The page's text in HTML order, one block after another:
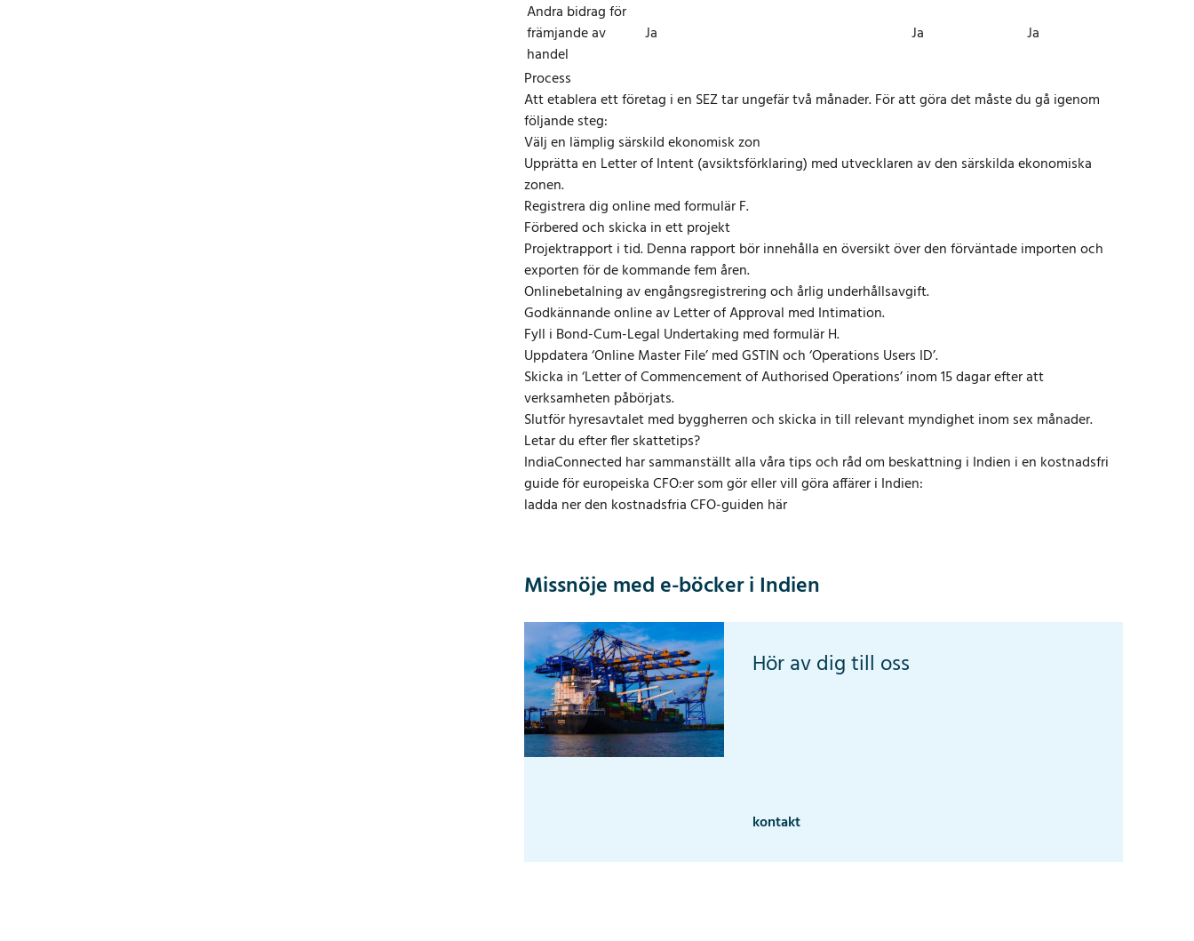
Andra bidrag för
främjande av
handel
Ja Ja
Ja
Process
Att etablera ett företag i en SEZ tar ungefär två månader. För att göra det måste du gå igenom
följande steg:
Välj en lämplig särskild ekonomisk zon
Upprätta en Letter of Intent (avsiktsförklaring) med utvecklaren av den särskilda ekonomiska
zonen.
Registrera dig online med formulär F.
Förbered och skicka in ett projekt
Projektrapport i tid. Denna rapport bör innehålla en översikt över den förväntade importen och
exporten för de kommande fem åren.
Onlinebetalning av engångsregistrering och årlig underhållsavgift.
Godkännande online av Letter of Approval med Intimation.
Fyll i Bond-Cum-Legal Undertaking med formulär H.
Uppdatera ‘Online Master File’ med GSTIN och ‘Operations Users ID’.
Skicka in ‘Letter of Commencement of Authorised Operations’ inom 15 dagar efter att
verksamheten påbörjats.
Slutför hyresavtalet med byggherren och skicka in till relevant myndighet inom sex månader.
Letar du efter fler skattetips?
IndiaConnected har sammanställt alla våra tips och råd om beskattning i Indien i en kostnadsfri
guide för europeiska CFO:er som gör eller vill göra affärer i Indien:
ladda ner den kostnadsfria CFO-guiden här
Missnöje med e-böcker i Indien
Hör av dig till oss
kontakt